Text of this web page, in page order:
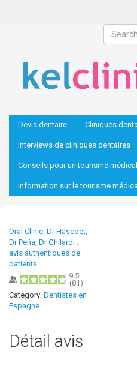
Devis dentaire Cliniques
Interviews de cliniques dentaires
Conseils pour un tourisme
Information sur le tourisme
Oral Clinic, Dr Hascoet,
Dr Peña, Dr Ghilardi :
avis authentiques de
patients
9.5
(81 )
Category: Dentistes en
Espagne
Détail avis